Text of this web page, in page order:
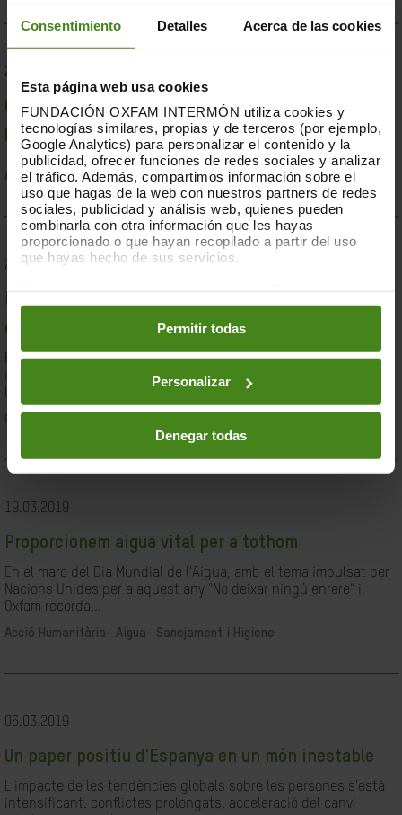
Consentimiento Detalles Acerca de las cookies
Esta página web usa cookies
FUNDACIÓN OXFAM INTERMÓN utiliza cookies y
tecnologías similares, propias y de terceros (por ejemplo,
Google Analytics) para personalizar el contenido y la
publicidad, ofrecer funciones de redes sociales y analizar
el tráfico. Además, compartimos información sobre el
uso que hagas de la web con nuestros partners de redes
sociales, publicidad y análisis web, quienes pueden
combinarla con otra información que les hayas
proporcionado o que hayan recopilado a partir del uso
que hayas hecho de sus servicios.
preferencias accediendo a nuestraPolítica de Cookieso
en los botones facilitados a continuación:
Permitir todas
Personalizar
Denegar todas
23.07.2019
Compromesos o complaents: una resposta fallida a
la crisi per sequera a la Banya d'Àfrica de 2019
Acció Humanitària-Resiliència i Mitjans de Vida
28.03.2019
desigualtat a Espanya
En el marc de la lluita contra la desigualtat, Oxfam Intermón ha
desenvolupat una eina d'anàlisi estructural de les causes de
la...
Ciutadania- Governabilitat i Drets Humans
19.03.2019
Proporcionem aigua vital per a tothom
En el marc del Dia Mundial de l'Aigua, amb el tema impulsat per
Nacions Unides per a aquest any "No deixar ningú enrere" i,
Oxfam recorda...
Acció Humanitària- Aigua- Sanejament i Higiene
06.03.2019
Un paper positiu d'Espanya en un món inestable
L'impacte de les tendències globals sobre les persones s'està
intensificant: conflictes prolongats, acceleració del canvi